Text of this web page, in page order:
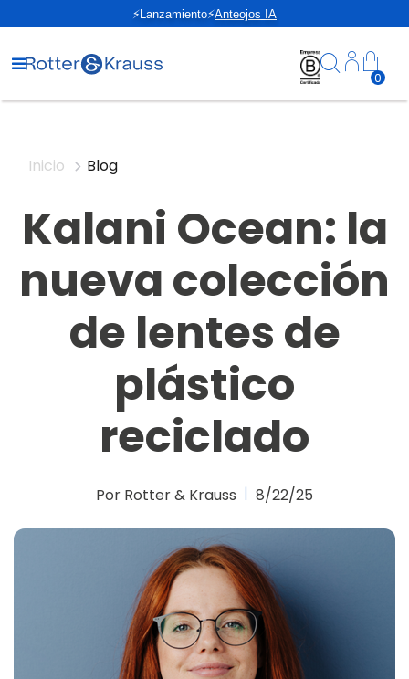
⚡Lanzamiento⚡Anteojos IA
0
Inicio Blog
Kalani Ocean: la
nueva colección
de lentes de
plástico
reciclado
Por Rotter & Krauss 8/22/25